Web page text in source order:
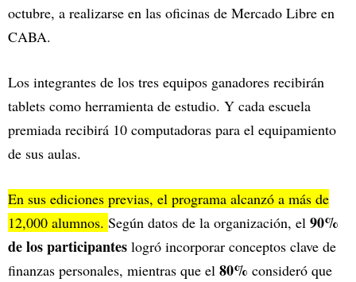
octubre, a realizarse en las oficinas de Mercado Libre en
CABA.
Los integrantes de los tres equipos ganadores recibirán
tablets como herramienta de estudio. Y cada escuela
premiada recibirá 10 computadoras para el equipamiento
de sus aulas.
En sus ediciones previas, el programa alcanzó a más de
12,000 alumnos. Según datos de la organización, el 90%
de los participantes logró incorporar conceptos clave de
finanzas personales, mientras que el 80% consideró que